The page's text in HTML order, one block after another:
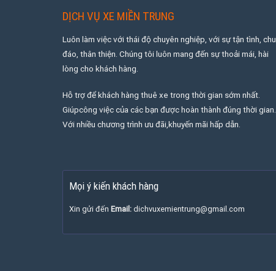
DỊCH VỤ XE MIỀN TRUNG
Luôn làm việc với thái độ chuyên nghiệp, với sự tận tình, chu
đáo, thân thiện. Chúng tôi luôn mang đến sự thoải mái, hài
lòng cho khách hàng.
Hỗ trợ để khách hàng thuê xe trong thời gian sớm nhất.
Giúpcông việc của các bạn được hoàn thành đúng thời gian.
Với nhiều chương trình ưu đãi,khuyến mãi hấp dẫn.
Mọi ý kiến khách hàng
Xin gửi đến Email: dichvuxemientrung@gmail.com